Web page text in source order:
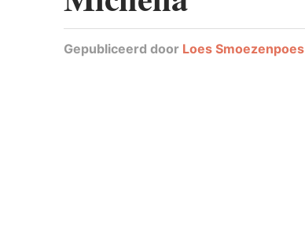
Gepubliceerd door Loes Smoezenpoes